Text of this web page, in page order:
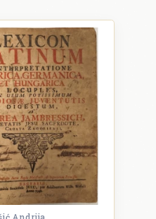
Andrija